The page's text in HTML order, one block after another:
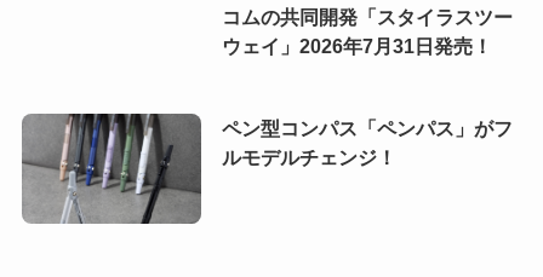
コムの共同開発「スタイラスツー
ウェイ」2026年7月31日発売！
ペン型コンパス「ペンパス」がフ
ルモデルチェンジ！